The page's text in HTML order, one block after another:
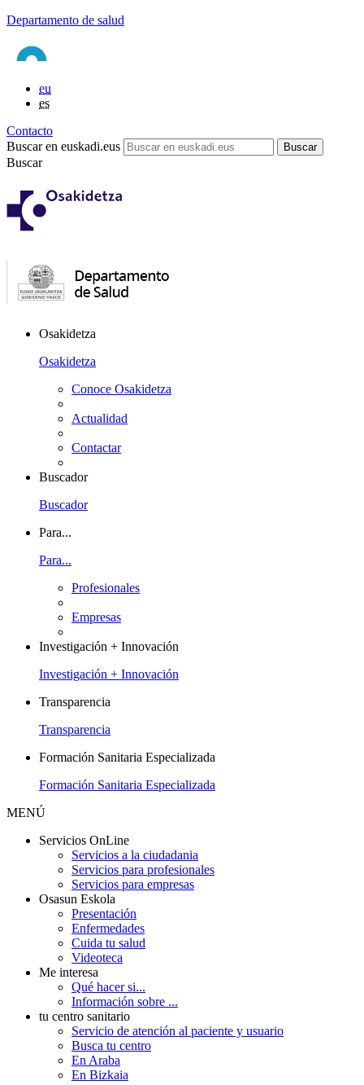
Departamento de salud
eu
es
Contacto
Buscar en euskadi.eus
Buscar
Osakidetza
Osakidetza
Conoce Osakidetza
Actualidad
Contactar
Buscador
Buscador
Para...
Para...
Profesionales
Empresas
Investigación + Innovación
Investigación + Innovación
Transparencia
Transparencia
Formación Sanitaria Especializada
Formación Sanitaria Especializada
MENÚ
Servicios OnLine
Servicios a la ciudadania
Servicios para profesionales
Servicios para empresas
Osasun Eskola
Presentación
Enfermedades
Cuida tu salud
Videoteca
Me interesa
Qué hacer si...
Información sobre ...
tu centro sanitario
Servicio de atención al paciente y usuario
Busca tu centro
En Araba
En Bizkaia